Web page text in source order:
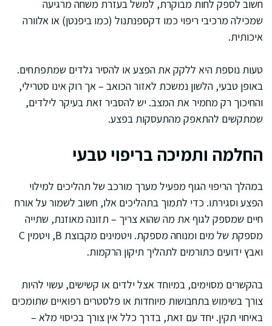
חשוב לספק לחות מבוקרת, למשל בעזרת משחה מרגיעה
שמכילה מרכיבי ריפוי כמו דקספנתנול (כמו ביפנטן) או אלוורה
איכותית.
טעות נוספת היא ללקק את הפצע או להסיר גלדים שמתפתחים.
באופן טבעי, הלשון נמשכת לאזור הכואב – אך רוק אינו סטרילי,
והחיכוך רק מחמיר את המצב. יש להסביר זאת בעיקר לילדים,
שמתקשים להתאפק מהתעסקות בפצע.
החלמה ותמיכה בריפוי טבעי
במהלך הריפוי הגוף מפעיל מערך מורכב של תהליכים למילוי
הפצע וסגירתו. כדי לתמוך בתהליכים אלו, חשוב לשמור על אורח
חיים שמספק לגוף את מה שהוא צריך – תזונה מאוזנת, שתייה
מספקת של מים ומנוחה מספקת. ויטמינים מקבוצת B, ויטמין C
ואבץ ידועים כתורמים לתהליך תיקון הרקמות.
בהקשרים מסוימים, במיוחד אצל ילדים או קשישים, עשוי להיות
צורך בשימוש בתחבושות מיוחדות או פלסטרים רפואיים שתומכים
באיחוי תקין. יחד עם זאת, בדרך כלל אין צורך בכיסוי מלא –